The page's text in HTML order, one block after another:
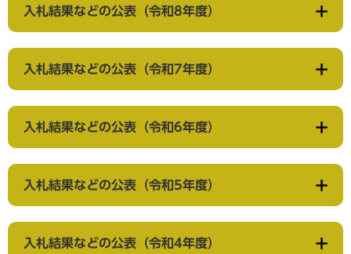
入札結果などの公表（令和8年度）
入札結果などの公表（令和7年度）
入札結果などの公表（令和6年度）
入札結果などの公表（令和5年度）
入札結果などの公表（令和4年度）